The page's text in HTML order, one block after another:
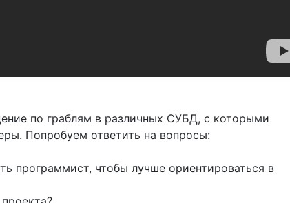
по граблям в различных СУБД, с которыми
Попробуем ответить на вопросы:
программист, чтобы лучше ориентироваться в